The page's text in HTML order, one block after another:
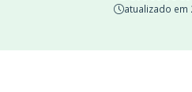
atualizado em